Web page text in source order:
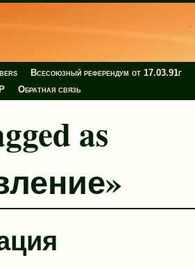
Всесоюзный референдум от 17.03.91г
Обратная связь
as